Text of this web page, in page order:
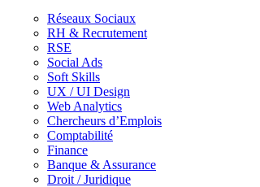
Réseaux Sociaux
RH & Recrutement
RSE
Social Ads
Soft Skills
UX / UI Design
Web Analytics
Chercheurs d’Emplois
Comptabilité
Finance
Banque & Assurance
Droit / Juridique